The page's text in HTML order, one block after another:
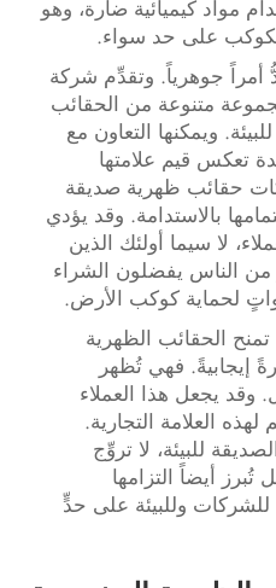
مواد كيميائية ضارة، وهو
على حد سواء.
أمراً جوهرياً. وتقدِّم شركة
متنوعة من الحقائب
ويمكنها التعاون مع
تعكس قيم علامتها
حقائب ظهرية صديقة
بالاستدامة. وقد يؤدي
لا سيما أولئك الذين
من الناس يفضلون الشراء
لحماية كوكب الأرض.
الحقائب الظهرية
إيجابيةً. فهي تُظهر
وقد يجعل هذا العملاء
العلامة التجارية.
للبيئة، لا تروِّج
أيضاً التزامها
للشركات وللبيئة على حدٍّ